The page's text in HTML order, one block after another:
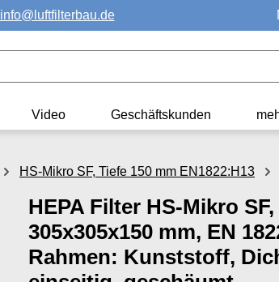
info@luftfilterbau.de
Video Geschäftskunden
HS-Mikro SF, Tiefe 150 mm EN1822:H13
HEPA Filter HS-Mikro SF,
305x305x150 mm, EN
Rahmen: Kunststoff,